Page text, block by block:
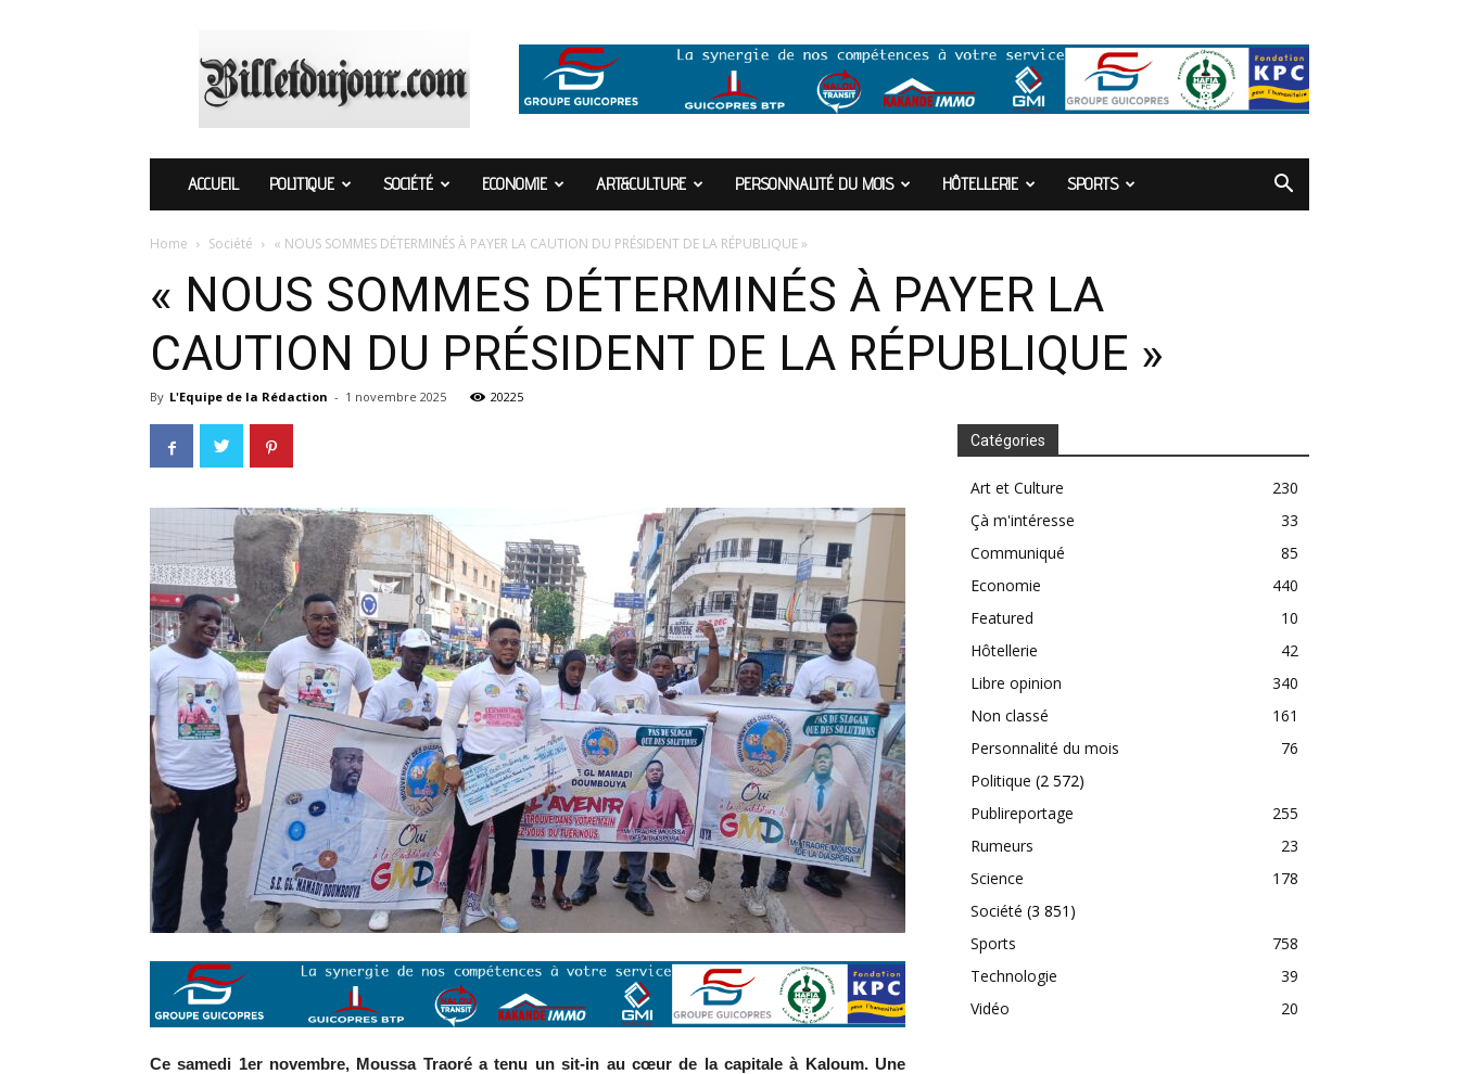
ACCUEIL POLITIQUE SOCIÉTÉ ECONOMIE ART&CULTURE PERSONNALITÉ DU MOIS HÔTELLERIE SPORTS
Home Société « NOUS SOMMES DÉTERMINÉS À PAYER LA CAUTION DU PRÉSIDENT DE LA RÉPUBLIQUE »
« NOUS SOMMES DÉTERMINÉS À PAYER LA
CAUTION DU PRÉSIDENT DE LA RÉPUBLIQUE »
By L'Equipe de la Rédaction - 1 novembre 2025 20225
Ce samedi 1er novembre, Moussa Traoré a tenu un sit-in au cœur de la capitale à Kaloum. Une
Catégories
Art et Culture
230
Çà m'intéresse
33
Communiqué
85
Economie
440
Featured
10
Hôtellerie
42
Libre opinion
340
Non classé
161
Personnalité du mois
76
Politique (2 572)
Publireportage
255
Rumeurs
23
Science
178
Société (3 851)
Sports
758
Technologie
39
Vidéo
20